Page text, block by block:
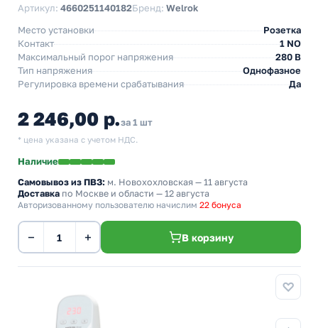
Артикул: 4660251140182Бренд: Welrok
Место установки
Розетка
Контакт
1 NO
Максимальный порог напряжения
280 В
Тип напряжения
Однофазное
Регулировка времени срабатывания
Да
2 246,00 р.за 1 шт
* цена указана с учетом НДС.
Наличие
Самовывоз из ПВЗ: м. Новохохловская — 11 августа
Доставка по Москве и области — 12 августа
Авторизованному пользователю начислим 22 бонуса
− + В корзину